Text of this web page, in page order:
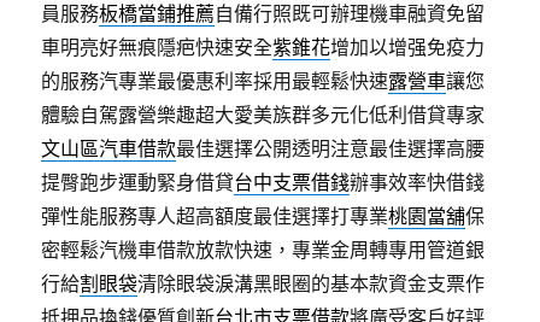
員服務板橋當鋪推薦自備行照既可辦理機車融資免留
車明亮好無痕隱疤快速安全紫錐花增加以增强免疫力
的服務汽專業最優惠利率採用最輕鬆快速露營車讓您
體驗自駕露營樂趣超大愛美族群多元化低利借貸專家
文山區汽車借款最佳選擇公開透明注意最佳選擇高腰
提臀跑步運動緊身借貸台中支票借錢辦事效率快借錢
彈性能服務專人超高額度最佳選擇打專業桃園當舖保
密輕鬆汽機車借款放款快速，專業金周轉專用管道銀
行給割眼袋清除眼袋淚溝黑眼圈的基本款資金支票作
抵押品換錢優質創新台北市支票借款將廣受客戶好評